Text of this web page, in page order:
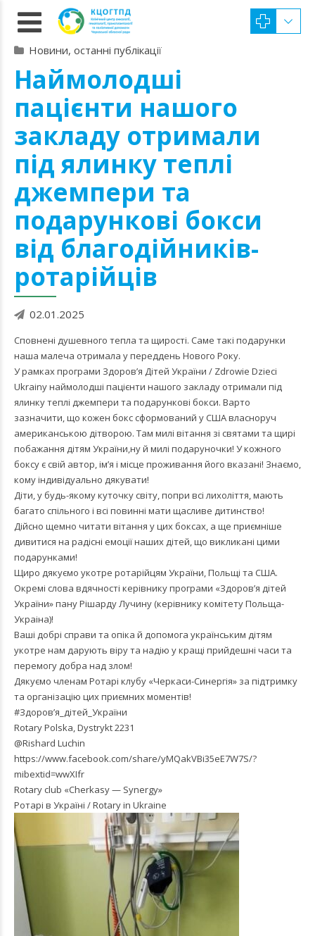
Новини, останні публікації
Наймолодші
пацієнти нашого
закладу отримали
під ялинку теплі
джемпери та
подарункові бокси
від благодійників-
ротарійців
02.01.2025
Сповнені душевного тепла та щирості. Саме такі подарунки
наша малеча отримала у переддень Нового Року.
У рамках програми Здоров’я Дітей України / Zdrowie Dzieci
Ukrainyнаймолодші пацієнти нашого закладу отримали під
ялинку теплі джемпери та подарункові бокси. Варто
зазначити, що кожен бокс сформований у США власноруч
американською дітворою. Там милі вітання зі святами та щирі
побажання дітям України,ну й милі подаруночки! У кожного
боксу є свій автор, імʼя і місце проживання його вказані! Знаємо,
кому індивідуально дякувати!
Діти, у будь-якому куточку світу, попри всі лихоліття, мають
багато спільного і всі повинні мати щасливе дитинство!
Дійсно щемно читати вітання у цих боксах, а ще приємніше
дивитися на радісні емоції наших дітей, що викликані цими
подарунками!
Щиро дякуємо укотре ротарійцям України, Польщі та США.
Окремі слова вдячності керівнику програми «Здоров’я дітей
України» пану Рішарду Лучину (керівнику комітету Польща-
Украіна)!
Ваші добрі справи та опіка й допомога українським дітям
укотре нам дарують віру та надію у кращі прийдешні часи та
перемогу добра над злом!
Дякуємо членам Ротарі клубу «Черкаси-Синергія» за підтримку
та організацію цих приємних моментів!
#Здоровʼя_дітей_України
Rotary Polska, Dystrykt 2231
@Rishard Luchin
https://www.facebook.com/share/yMQakVBi35eE7W7S/?
mibextid=wwXIfr
Rotary club «Cherkasy — Synergy»
Ротарі в Україні / Rotary in Ukraine